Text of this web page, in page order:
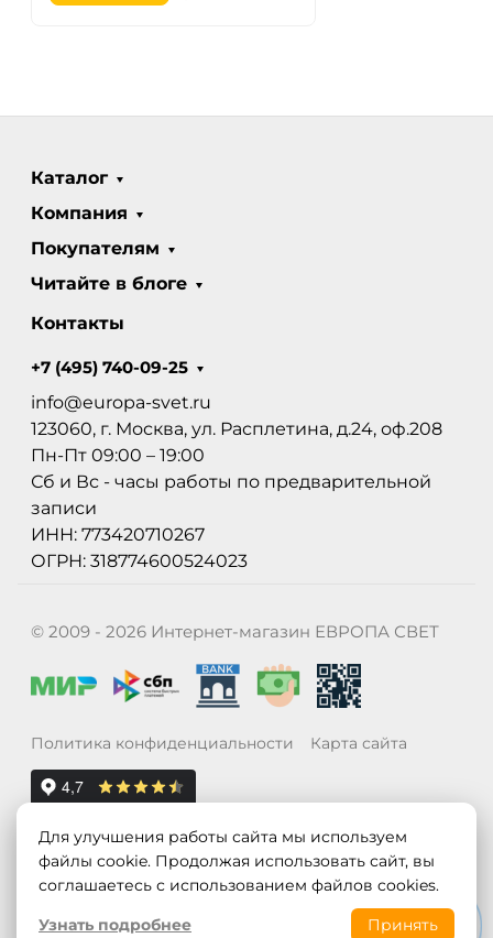
Каталог
Компания
Покупателям
Читайте в блоге
Контакты
+7 (495) 740-09-25
info@europa-svet.ru
123060, г. Москва, ул. Расплетина, д.24, оф.208
Пн-Пт 09:00 – 19:00
Сб и Вс - часы работы по предварительной
записи
ИНН: 773420710267
ОГРН: 318774600524023
© 2009 - 2026 Интернет-магазин ЕВРОПА СВЕТ
Политика конфиденциальности Карта сайта
Для улучшения работы сайта мы используем
файлы cookie. Продолжая использовать сайт, вы
соглашаетесь с использованием файлов cookies.
Узнать подробнее
Принять